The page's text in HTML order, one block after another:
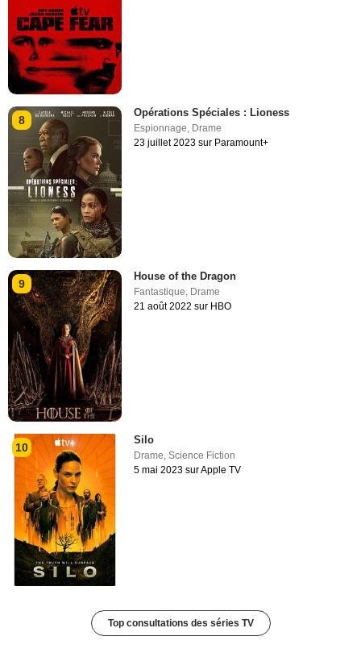
8
Opérations Spéciales : Lioness
Espionnage Drame
23 juillet 2023 sur Paramount+
9
House of the Dragon
Fantastique, Drame
21 août 2022 sur HBO
10
Silo
Drame,Science Fiction
5 mai 2023 sur Apple TV
Top consultations des séries TV